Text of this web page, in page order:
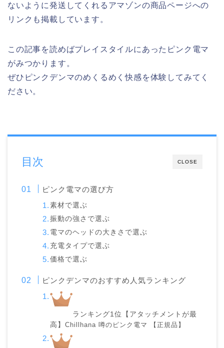
ないように発送してくれるアマゾンの商品ページへの
リンクも掲載しています。
この記事を読めばプレイスタイルにあったピンク電マ
がみつかります。
ぜひピンクデンマのめくるめく快感を体験してみてく
ださい。
CLOSE
目次
ピンク電マの選び方
素材で選ぶ
振動の強さで選ぶ
電マのヘッドの大きさで選ぶ
充電タイプで選ぶ
価格で選ぶ
ピンクデンマのおすすめ人気ランキング
ランキング1位【アタッチメントが最
高】Chillhana 噂のピンク電マ 【正規品】